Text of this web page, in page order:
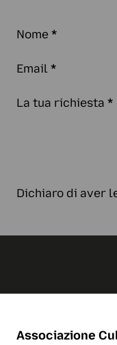
Nome *
Email *
La tua richiesta *
Dichiaro di aver
Associazione